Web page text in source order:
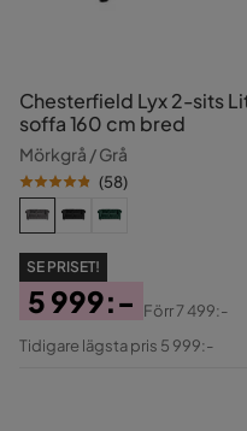
Chesterfield Lyx 2-sits
soffa 160 cm bred
Mörkgrå / Grå
(58)
SE PRISET!
Pris
5 999:-
Original
Förr7 499:-
Tidigare lägsta pris 5 999:-